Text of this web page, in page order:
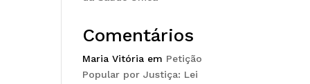
Comentários
Maria Vitória em Petição
Popular por Justiça: Lei